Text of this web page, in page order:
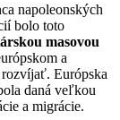
napoleonských
bolo toto
masovou
a
Európska
daná veľkou
a migrácie.